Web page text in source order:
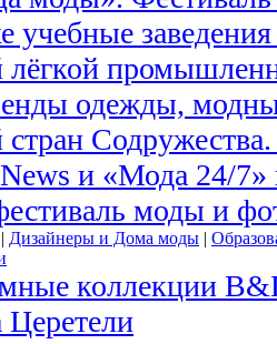
учебные
лёгкой
одежды,
стран
и «Мода 24/7»
моды и
| Дизайнеры и Дома моды |
коллекции
Церетели